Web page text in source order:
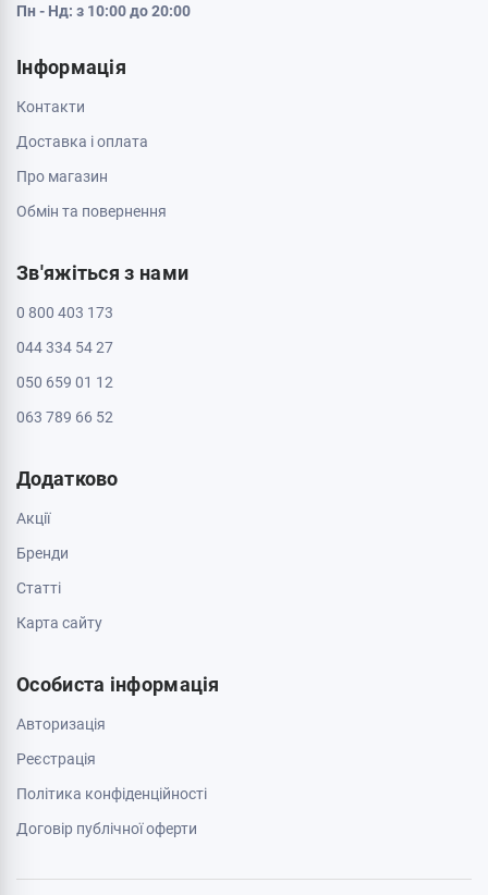
Пн - Нд: з 10:00 до 20:00
Інформація
Контакти
Доставка і оплата
Про магазин
Обмін та повернення
Зв'яжіться з нами
0 800 403 173
044 334 54 27
050 659 01 12
063 789 66 52
Додатково
Акції
Бренди
Cтатті
Карта сайту
Особиста інформація
Авторизація
Реєстрація
Політика конфіденційності
Договір публічної оферти